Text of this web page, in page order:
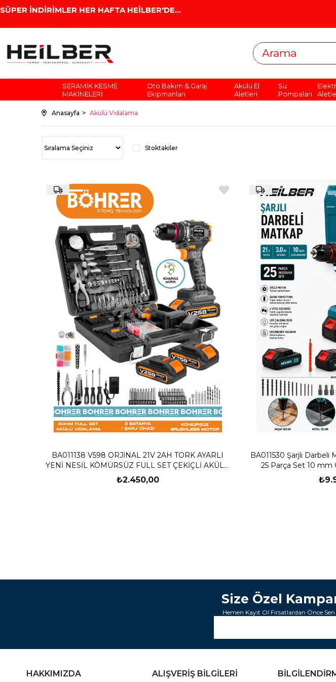
SÜPER İNDİRİMLER HER HAFTA HEİLBER'DE...
SERAMİK KESME
MAKİNELERİ
Oto Bakım & Garaj
Ekipmanları
Akülü El
Aletleri
Su
Pompaları
Anasayfa Akülü Vidalama
Stoktakiler
BA011138 V598 ORJİNAL 21V 2AH TORK AYARLI
YENİ NESİL KÖMÜRSÜZ FULL SET ÇEKİÇLİ AKÜLÜ
VİDALAMA MATKAP
₺2.450,00
BA011530 Şarjlı
25 Parça Set 10 mm
Size Özel
Hemen Kayıt Ol Fırsatlardan Önce
HAKKIMIZDA ALIŞVERİŞ BİLGİLERİ